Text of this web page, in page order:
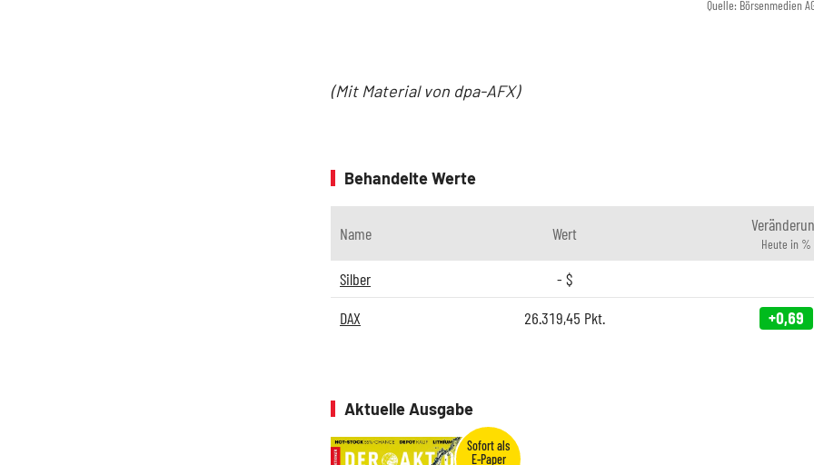
Quelle: Börsenmedien
(Mit Material von dpa-AFX)
Behandelte Werte
Name Wert
Heute in %
Silber - $
DAX
26.319,45 Pkt. +0,69
Aktuelle Ausgabe